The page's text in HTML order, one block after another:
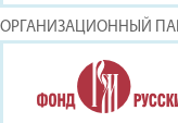
ОРГАНИЗАЦИОННЫЙ